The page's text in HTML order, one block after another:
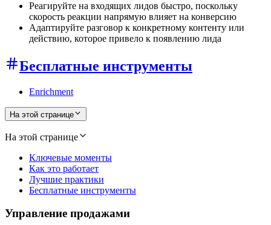
Реагируйте на входящих лидов быстро, поскольку
скорость реакции напрямую влияет на конверсию
Адаптируйте разговор к конкретному контенту или
действию, которое привело к появлению лида
Бесплатные инструменты
Enrichment
На этой странице
На этой странице
Ключевые моменты
Как это работает
Лучшие практики
Бесплатные инструменты
Управление продажами